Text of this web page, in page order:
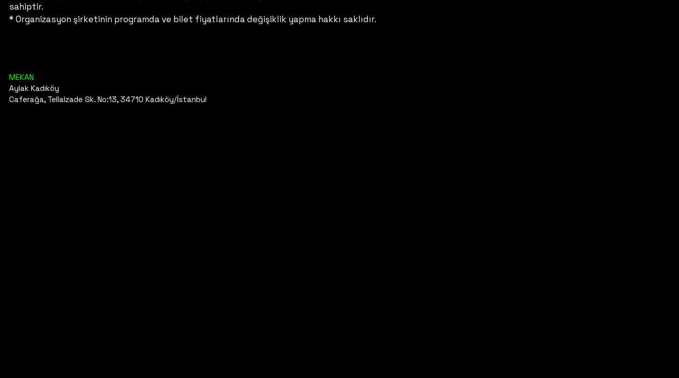
sahiptir.
* Organizasyon şirketinin programda ve bilet fiyatlarında değişiklik yapma hakkı saklıdır.
MEKAN
Aylak Kadıköy
Caferağa, Tellalzade Sk. No:13, 34710 Kadıköy/İstanbul